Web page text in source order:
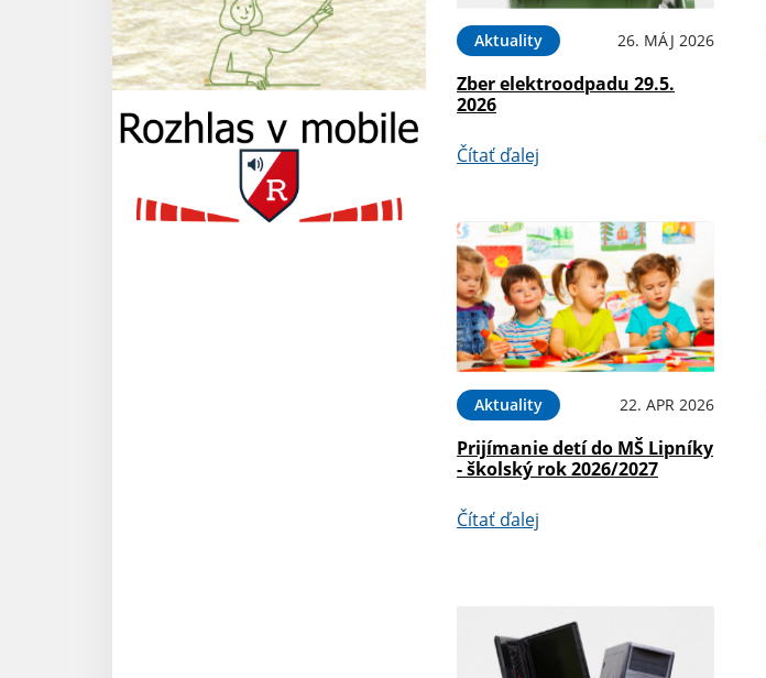
Aktuality 26. MÁJ 2026
Zber elektroodpadu 29.5.
2026
Čítať ďalej
Aktuality 22. APR 2026
Prijímanie detí do MŠ Lipníky
- školský rok 2026/2027
Čítať ďalej